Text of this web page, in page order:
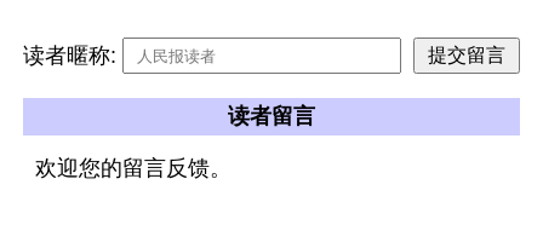
读者暱称:
读者留言
欢迎您的留言反馈。